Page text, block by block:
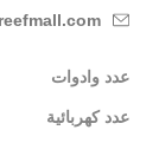
عدد وادوات
عدد كهربائية